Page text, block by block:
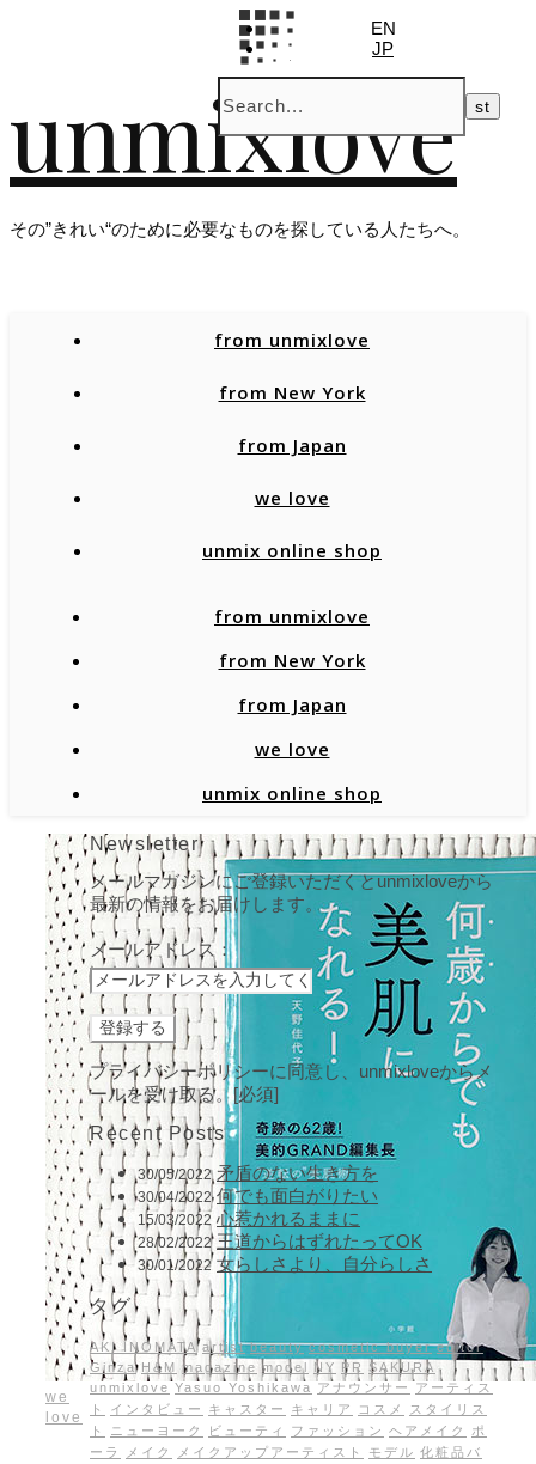
unmixlove
その”きれい“のために必要なものを探している人たちへ。
EN
JP
from unmixlove
from New York
from Japan
we love
unmix online shop
from unmixlove
from New York
from Japan
we love
unmix online shop
we
love
Newsletter
メールマガジンにご登録いただくとunmixloveから
最新の情報をお届けします。
メールアドレス：
プライバシーポリシーに同意し、unmixloveからメ
ールを受け取る。[必須]
Recent Posts
30/05/2022 矛盾のない生き方を
30/04/2022 何でも面白がりたい
15/03/2022 心惹かれるままに
28/02/2022 王道からはずれたってOK
30/01/2022 女らしさより、自分らしさ
タグ
AKI INOMATA artist beauty cosmetic buyer editor
Ginza H&M magazine model NY PR SAKURA
unmixlove Yasuo Yoshikawa アナウンサー
アーティス
ト
インタビュー キャスター キャリア コスメ
スタイリス
ト
ニューヨーク ビューティ ファッション ヘアメイク
ポ
ーラ
メイク メイクアップアーティスト モデル 化粧品バ